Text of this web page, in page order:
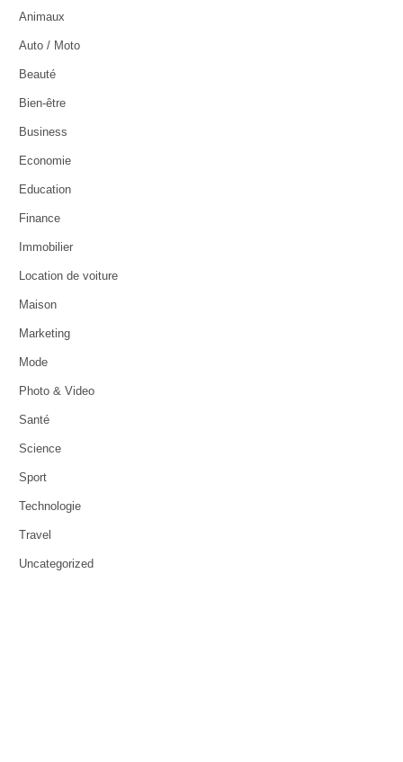
Animaux
Auto / Moto
Beauté
Bien-être
Business
Economie
Education
Finance
Immobilier
Location de voiture
Maison
Marketing
Mode
Photo & Video
Santé
Science
Sport
Technologie
Travel
Uncategorized